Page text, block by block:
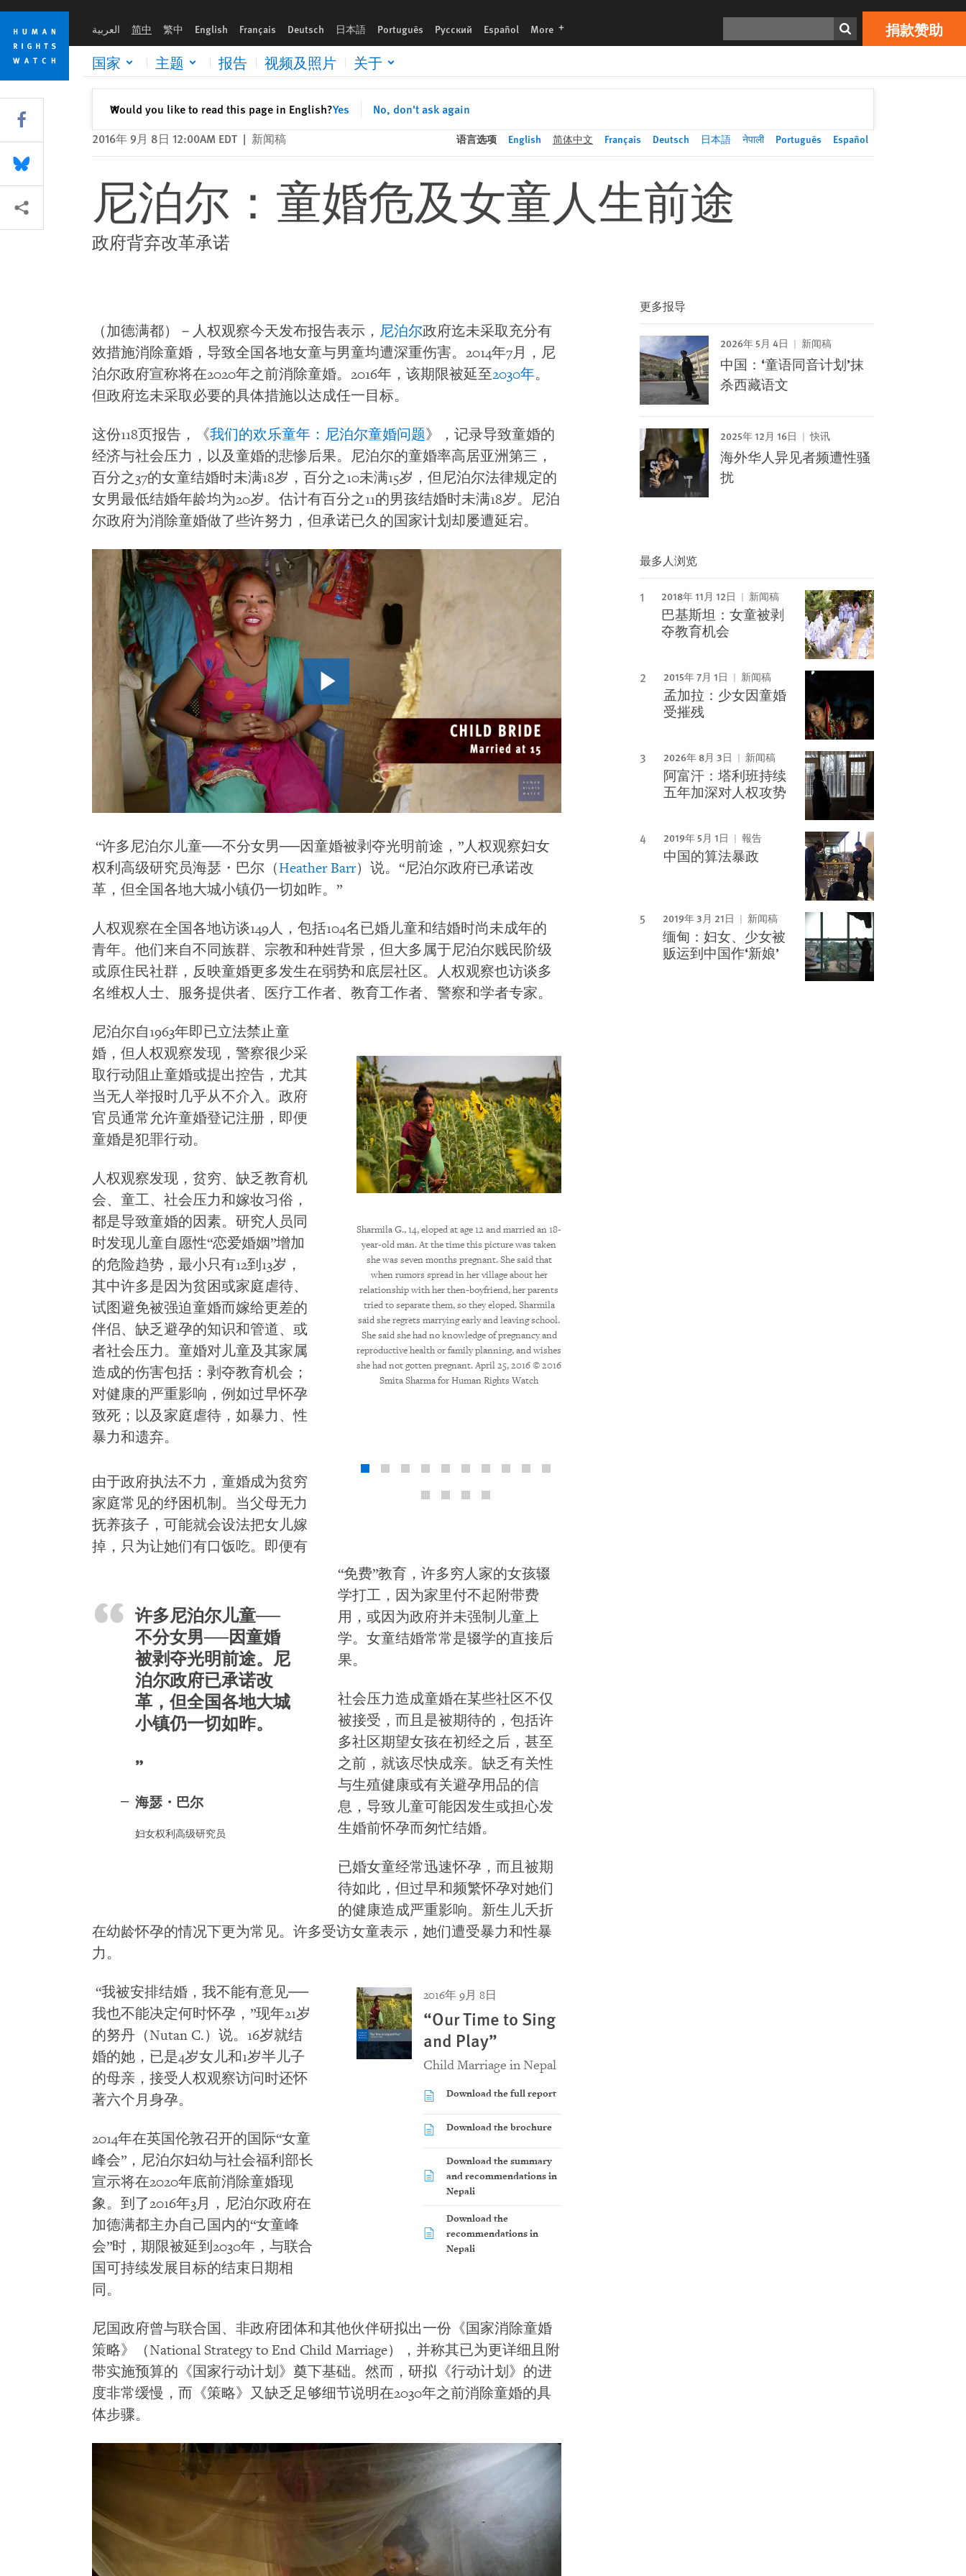
Skip
cookie
privacy
notice
Skip
main
content
العربية 简中 繁中 English Français Deutsch 日本語 Português Русский Español More languages 捐款赞助
国家 主题 报告 视频及照片 关于
Would you like to read this page in English?Yes No, don't ask again
✕关闭
Print 捐款赞助
2016年 9月 8日 12:00AM EDT | 新闻稿 语言选项 English 简体中文 Français Deutsch 日本語 नेपाली Português Español
尼泊尔：童婚危及女童人生前途
政府背弃改革承诺
（加德满都）－人权观察今天发布报告表示， 尼泊尔政府迄未采取充分有
效措施消除童婚，导致全国各地女童与男童均遭深重伤害。2014年7月，尼
泊尔政府宣称将在2020年之前消除童婚。2016年，该期限被延至2030年。
但政府迄未采取必要的具体措施以达成任一目标。
这份118页报告，《我们的欢乐童年：尼泊尔童婚问题》，记录导致童婚的
经济与社会压力，以及童婚的悲惨后果。尼泊尔的童婚率高居亚洲第三，
百分之37的女童结婚时未满18岁，百分之10未满15岁，但尼泊尔法律规定的
女男最低结婚年龄均为20岁。估计有百分之11的男孩结婚时未满18岁。尼泊
尔政府为消除童婚做了些许努力，但承诺已久的国家计划却屡遭延宕。
“许多尼泊尔儿童──不分女男──因童婚被剥夺光明前途，”人权观察妇女
权利高级研究员海瑟・巴尔（Heather Barr）说。“尼泊尔政府已承诺改
革，但全国各地大城小镇仍一切如昨。”
人权观察在全国各地访谈149人，包括104名已婚儿童和结婚时尚未成年的
青年。他们来自不同族群、宗教和种姓背景，但大多属于尼泊尔贱民阶级
或原住民社群，反映童婚更多发生在弱势和底层社区。人权观察也访谈多
名维权人士、服务提供者、医疗工作者、教育工作者、警察和学者专家。
Manju M., 16, Tilmaya M., 18, and Sangeeta M., 19,
wait with their children outside of a doctor’s office
in Chitwan, Nepal. The parents of Manju M.
arranged her marriage to a 19-year-old man when
she was 15. Tilmaya M. eloped and married a 20-
year-old man at the age of 15. Sangeeta M. had an
arranged marriage with a 20-year-old man at the
age of 17. April 12, 2016. © 2016 Smita Sharma for
Human Rights Watch
Sharmila G., 14, eloped at age 12 and married an 18-
year-old man. At the time this picture was taken
she was seven months pregnant. She said that
when rumors spread in her village about her
relationship with her then-boyfriend, her parents
tried to separate them, so they eloped. Sharmila
said she regrets marrying early and leaving school.
She said she had no knowledge of pregnancy and
reproductive health or family planning, and wishes
she had not gotten pregnant. April 25, 2016 © 2016
Smita Sharma for Human Rights Watch
尼泊尔自1963年即已立法禁止童
婚，但人权观察发现，警察很少采
取行动阻止童婚或提出控告，尤其
当无人举报时几乎从不介入。政府
官员通常允许童婚登记注册，即便
童婚是犯罪行动。
人权观察发现，贫穷、缺乏教育机
会、童工、社会压力和嫁妆习俗，
都是导致童婚的因素。研究人员同
时发现儿童自愿性“恋爱婚姻”增加
的危险趋势，最小只有12到13岁，
其中许多是因为贫困或家庭虐待、
试图避免被强迫童婚而嫁给更差的
伴侣、缺乏避孕的知识和管道、或
者社会压力。童婚对儿童及其家属
造成的伤害包括：剥夺教育机会；
对健康的严重影响，例如过早怀孕
致死；以及家庭虐待，如暴力、性
暴力和遗弃。
许多尼泊尔儿童──
不分女男──因童婚
被剥夺光明前途。尼
泊尔政府已承诺改
革，但全国各地大城
小镇仍一切如昨。
海瑟・巴尔
妇女权利高级研究员
由于政府执法不力，童婚成为贫穷
家庭常见的纾困机制。当父母无力
抚养孩子，可能就会设法把女儿嫁
掉，只为让她们有口饭吃。即便有
“免费”教育，许多穷人家的女孩辍
学打工，因为家里付不起附带费
用，或因为政府并未强制儿童上
学。女童结婚常常是辍学的直接后
果。
社会压力造成童婚在某些社区不仅
被接受，而且是被期待的，包括许
多社区期望女孩在初经之后，甚至
之前，就该尽快成亲。缺乏有关性
与生殖健康或有关避孕用品的信
息，导致儿童可能因发生或担心发
生婚前怀孕而匆忙结婚。
已婚女童经常迅速怀孕，而且被期
待如此，但过早和频繁怀孕对她们
的健康造成严重影响。新生儿夭折
在幼龄怀孕的情况下更为常见。许多受访女童表示，她们遭受暴力和性暴
力。
2016年 9月 8日
“Our Time to Sing
and Play”
Child Marriage in Nepal
Download the full report
Download the brochure
Download the summary
and recommendations in
Nepali
Download the
recommendations in
Nepali
“我被安排结婚，我不能有意见──
我也不能决定何时怀孕，”现年21岁
的努丹（Nutan C.）说。16岁就结
婚的她，已是4岁女儿和1岁半儿子
的母亲，接受人权观察访问时还怀
著六个月身孕。
2014年在英国伦敦召开的国际“女童
峰会”，尼泊尔妇幼与社会福利部长
宣示将在2020年底前消除童婚现
象。到了2016年3月，尼泊尔政府在
加德满都主办自己国内的“女童峰
会”时，期限被延到2030年，与联合
国可持续发展目标的结束日期相
同。
尼国政府曾与联合国、非政府团体和其他伙伴研拟出一份《国家消除童婚
策略》（National Strategy to End Child Marriage），并称其已为更详细且附
带实施预算的《国家行动计划》奠下基础。然而，研拟《行动计划》的进
度非常缓慢，而《策略》又缺乏足够细节说明在2030年之前消除童婚的具
体步骤。
更多报导
2026年 5月 4日 新闻稿
中国：‘童语同音计划’抹
杀西藏语文
2025年 12月 16日 快讯
海外华人异见者频遭性骚
扰
最多人浏览
2018年 11月 12日 新闻稿
巴基斯坦：女童被剥
夺教育机会
2015年 7月 1日 新闻稿
孟加拉：少女因童婚
受摧残
2026年 8月 3日 新闻稿
阿富汗：塔利班持续
五年加深对人权攻势
2019年 5月 1日 報告
中国的算法暴政
2019年 3月 21日 新闻稿
缅甸：妇女、少女被
贩运到中国作‘新娘’
Share this via Facebook
Share this via Bluesky
More sharing options